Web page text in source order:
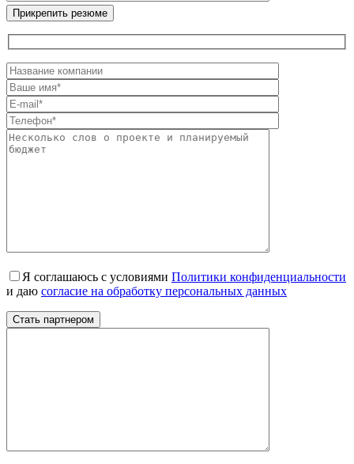
Я соглашаюсь с условиями Политики конфиденциальности
и даю согласие на обработку персональных данных